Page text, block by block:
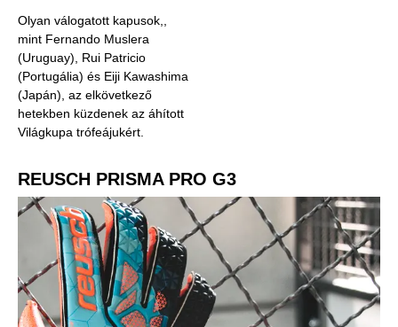
Olyan válogatott kapusok,,
mint Fernando Muslera
(Uruguay), Rui Patricio
(Portugália) és Eiji Kawashima
(Japán), az elkövetkező
hetekben küzdenek az áhított
Világkupa trófeájukért.
REUSCH PRISMA PRO G3